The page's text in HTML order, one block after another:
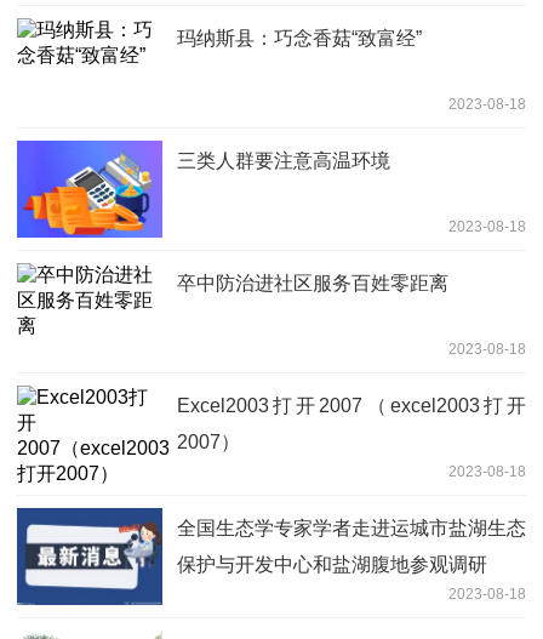
玛纳斯县：巧念香菇“致富经”
2023-08-18
三类人群要注意高温环境
2023-08-18
卒中防治进社区服务百姓零距离
2023-08-18
Excel2003打开2007（excel2003打开
2007）
2023-08-18
全国生态学专家学者走进运城市盐湖生态
保护与开发中心和盐湖腹地参观调研
2023-08-18